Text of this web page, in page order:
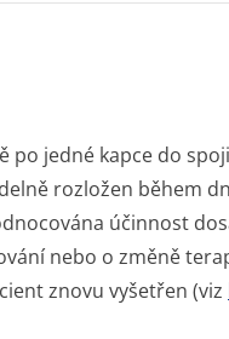
po jedné kapce do
rozložen během
účinnost
nebo o změně
znovu vyšetřen (viz